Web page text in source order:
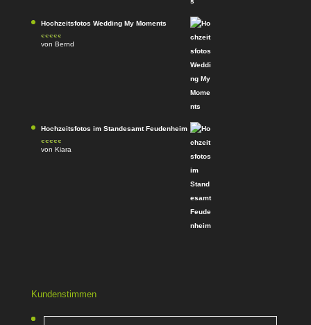
Hochzeitsfotos Wedding My Moments
Bewertet
von Bernd
Hochzeitsfotos im Standesamt Feudenheim
Bewertet
von Kiara
Kundenstimmen